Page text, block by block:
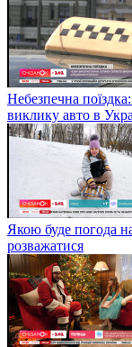
Небезпечна
виклику авто в
Якою буде погода
розважатися